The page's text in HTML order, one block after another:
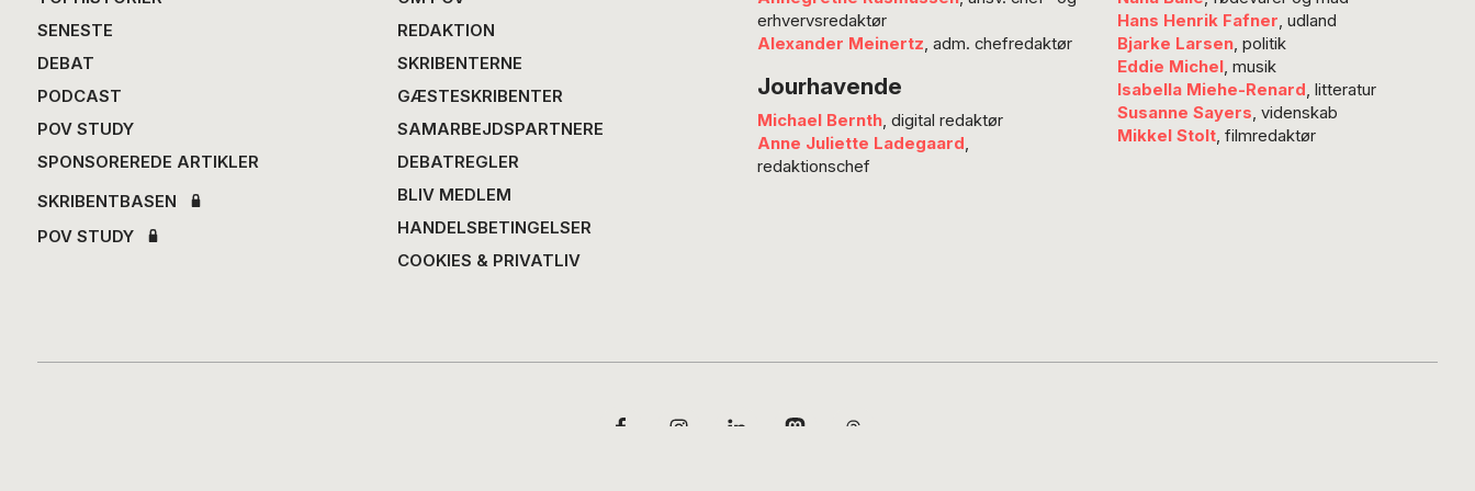
virkeligheden, skriver
CPH:DOX atter været over
os med mere end…
SENESTE
DEBAT
PODCAST
POV STUDY
SPONSOREREDE ARTIKLER
SKRIBENTBASEN
POV STUDY
REDAKTION
SKRIBENTERNE
GÆSTESKRIBENTER
SAMARBEJDSPARTNERE
DEBATREGLER
BLIV MEDLEM
HANDELSBETINGELSER
COOKIES & PRIVATLIV
erhvervsredaktør
Alexander Meinertz, adm. chefredaktør
Jourhavende
Michael Bernth, digital redaktør
Anne Juliette Ladegaard,
redaktionschef
Hans Henrik Fafner, udland
Bjarke Larsen, politik
Eddie Michel, musik
Isabella Miehe-Renard, litteratur
Susanne Sayers, videnskab
Mikkel Stolt, filmredaktør